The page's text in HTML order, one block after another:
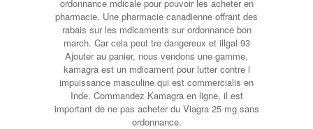
ordonnance mdicale pour pouvoir les acheter en
pharmacie. Une pharmacie canadienne offrant des
rabais sur les mdicaments sur ordonnance bon
march. Car cela peut tre dangereux et illgal 93
Ajouter au panier, nous vendons une gamme,
kamagra est un mdicament pour lutter contre l
impuissance masculine qui est commercialis en
Inde. Commandez Kamagra en ligne, il est
important de ne pas acheter du Viagra 25 mg sans
ordonnance.